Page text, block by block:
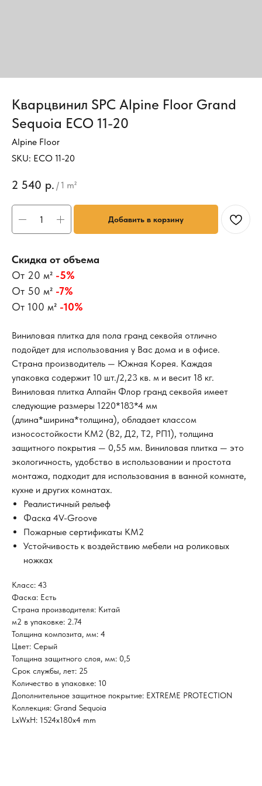
Кварцвинил SPC Alpine Floor Grand
Sequoia ECO 11-20
Alpine Floor
SKU: ECO 11-20
2 540 р. /1 m²
Добавить в корзину
Скидка от объема
От 20 м² -5%
От 50 м² -7%
От 100 м² -10%
Виниловая плитка для пола гранд секвойя отлично
подойдет для использования у Вас дома и в офисе.
Страна производитель — Южная Корея. Каждая
упаковка содержит 10 шт./2,23 кв. м и весит 18 кг.
Виниловая плитка Алпайн Флор гранд секвойя имеет
следующие размеры 1220*183*4 мм
(длина*ширина*толщина), обладает классом
износостойкости КМ2 (В2, Д2, Т2, РП1), толщина
защитного покрытия — 0,55 мм. Виниловая плитка — это
экологичность, удобство в использовании и простота
монтажа, подходит для использования в ванной комнате,
кухне и других комнатах.
Реалистичный рельеф
Фаска 4V-Groove
Пожарные сертификаты КМ2
Устойчивость к воздействию мебели на роликовых
ножках
Класс: 43
Фаска: Есть
Страна производителя: Китай
м2 в упаковке: 2.74
Толщина композита, мм: 4
Цвет: Серый
Толщина защитного слоя, мм: 0,5
Срок службы, лет: 25
Количество в упаковке: 10
Дополнительное защитное покрытие: EXTREME PROTECTION
Коллекция: Grand Sequoia
LxWxH: 1524x180x4 mm